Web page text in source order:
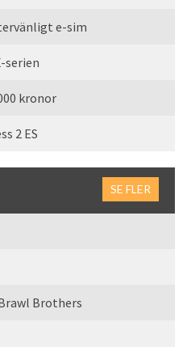
e-sim
serien
kronor
2 ES
SE FLER
Brothers